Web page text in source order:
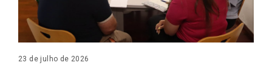
23 de julho de 2026